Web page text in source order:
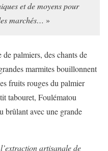
et de moyens pour
marchés… »
palmiers, des chants de
marmites bouillonnent
fruits rouges du palmier
tabouret, Foulématou
brûlant avec une grande
artisanale de